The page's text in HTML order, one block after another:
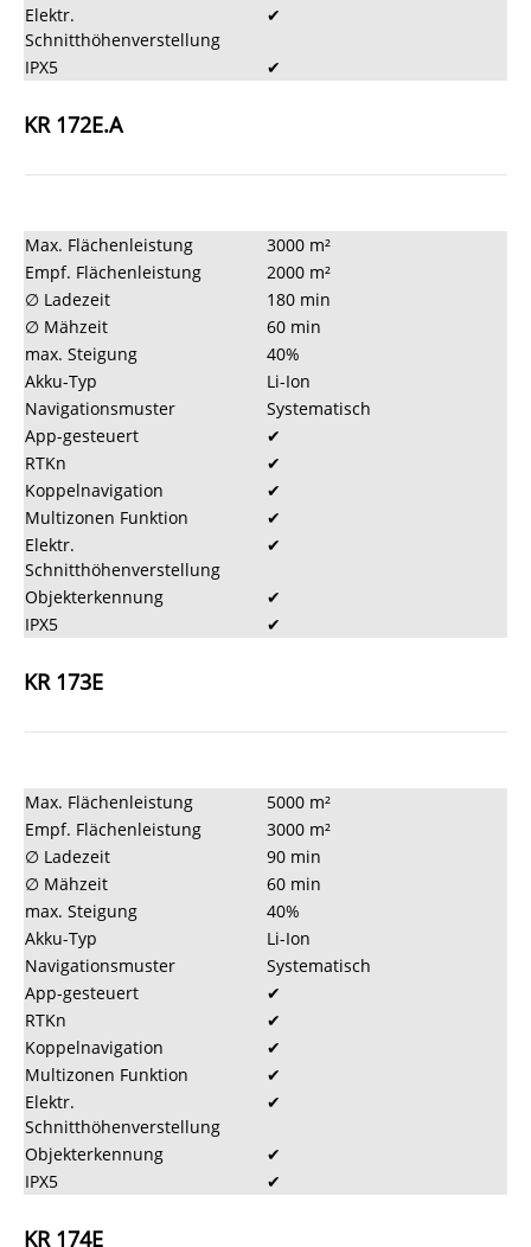
Elektr.
Schnitthöhenverstellung
✔
IPX5 ✔
KR 172E.A
Max. Flächenleistung
3000 m²
Empf. Flächenleistung
2000 m²
∅ Ladezeit
180 min
∅ Mähzeit
60 min
max. Steigung
40%
Akku-Typ
Li-Ion
Navigationsmuster
Systematisch
App-gesteuert
✔
RTKn
✔
Koppelnavigation
✔
Multizonen Funktion
✔
Elektr.
Schnitthöhenverstellung
✔
Objekterkennung
✔
IPX5
✔
KR 173E
Max. Flächenleistung
5000 m²
Empf. Flächenleistung
3000 m²
∅ Ladezeit
90 min
∅ Mähzeit
60 min
max. Steigung
40%
Akku-Typ
Li-Ion
Navigationsmuster
Systematisch
App-gesteuert
✔
RTKn
✔
Koppelnavigation
✔
Multizonen Funktion
✔
Elektr.
Schnitthöhenverstellung
✔
Objekterkennung
✔
IPX5
✔
KR 174E